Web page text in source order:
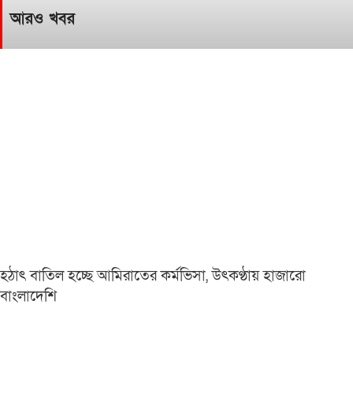
আরও খবর
হঠাৎ বাতিল হচ্ছে আমিরাতের কর্মভিসা, উৎকণ্ঠায় হাজারো
বাংলাদেশি